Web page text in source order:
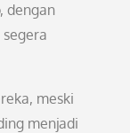
dengan
meski
menjadi